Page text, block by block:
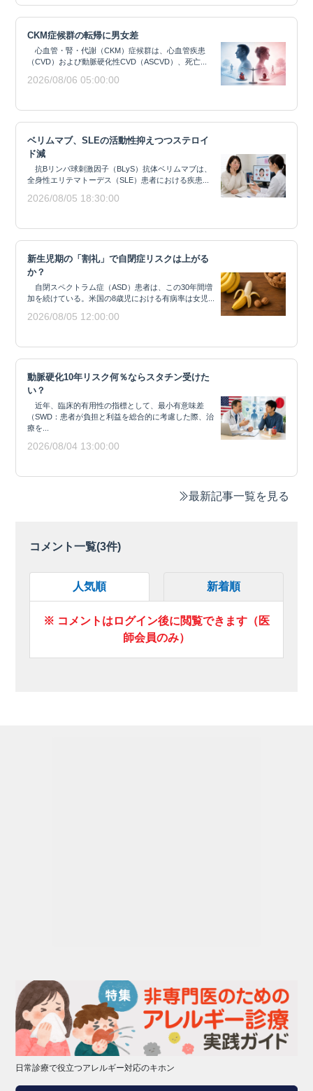
CKM症候群の転帰に男女差
心血管・腎・代謝（CKM）症候群は、心血管疾患
（CVD）および動脈硬化性CVD（ASCVD）、死亡...
2026/08/06 05:00:00
ベリムマブ、SLEの活動性抑えつつステロイ
ド減
抗Bリンパ球刺激因子（BLyS）抗体ベリムマブは、
全身性エリテマトーデス（SLE）患者における疾患...
2026/08/05 18:30:00
新生児期の「割礼」で自閉症リスクは上がる
か？
自閉スペクトラム症（ASD）患者は、この30年間増
加を続けている。米国の8歳児における有病率は女児...
2026/08/05 12:00:00
動脈硬化10年リスク何％ならスタチン受けた
い？
近年、臨床的有用性の指標として、最小有意味差
（SWD：患者が負担と利益を総合的に考慮した際、治
療を...
2026/08/04 13:00:00
最新記事一覧を見る
コメント一覧(3件)
人気順 新着順
※ コメントはログイン後に閲覧できます（医
師会員のみ）
日常診療で役立つアレルギー対応のキホン